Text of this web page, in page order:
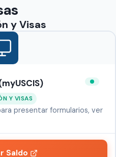
y Visas
Y VISAS
presentar formularios, ver
Saldo